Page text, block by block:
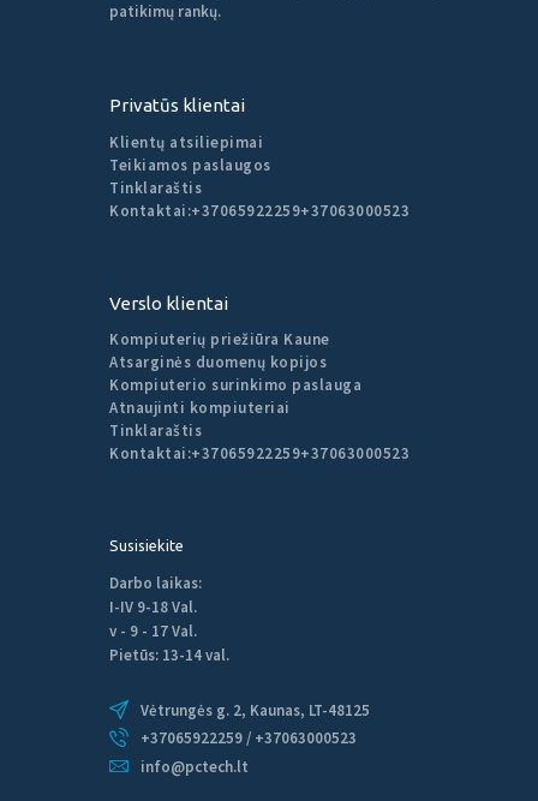
patikimų rankų.
Privatūs klientai
Klientų atsiliepimai
Teikiamos paslaugos
Tinklaraštis
Kontaktai:+37065922259+37063000523
Verslo klientai
Kompiuterių priežiūra Kaune
Atsarginės duomenų kopijos
Kompiuterio surinkimo paslauga
Atnaujinti kompiuteriai
Tinklaraštis
Kontaktai:+37065922259+37063000523
Susisiekite
Darbo laikas:
I-IV 9-18 Val.
v - 9 - 17 Val.
Pietūs: 13-14 val.
Vėtrungės g. 2, Kaunas, LT-48125
+37065922259 / +37063000523
info@pctech.lt